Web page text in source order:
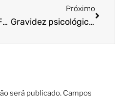
Apresentação de Franquia da Cão Cidadão: inscreva-se!
Próximo
Gravidez psicológica: o que fazer?
será publicado. Campos